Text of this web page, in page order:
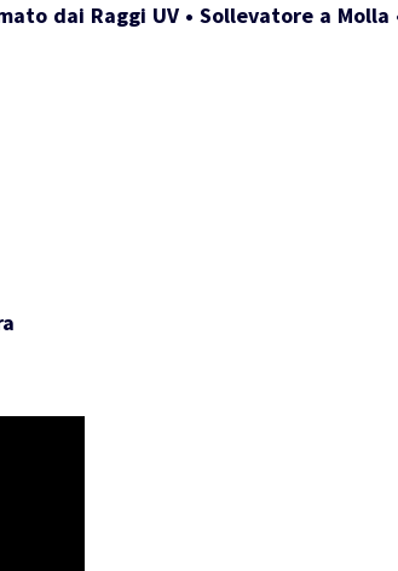
dai Raggi UV • Sollevatore a